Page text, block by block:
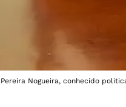
Nogueira, conhecido